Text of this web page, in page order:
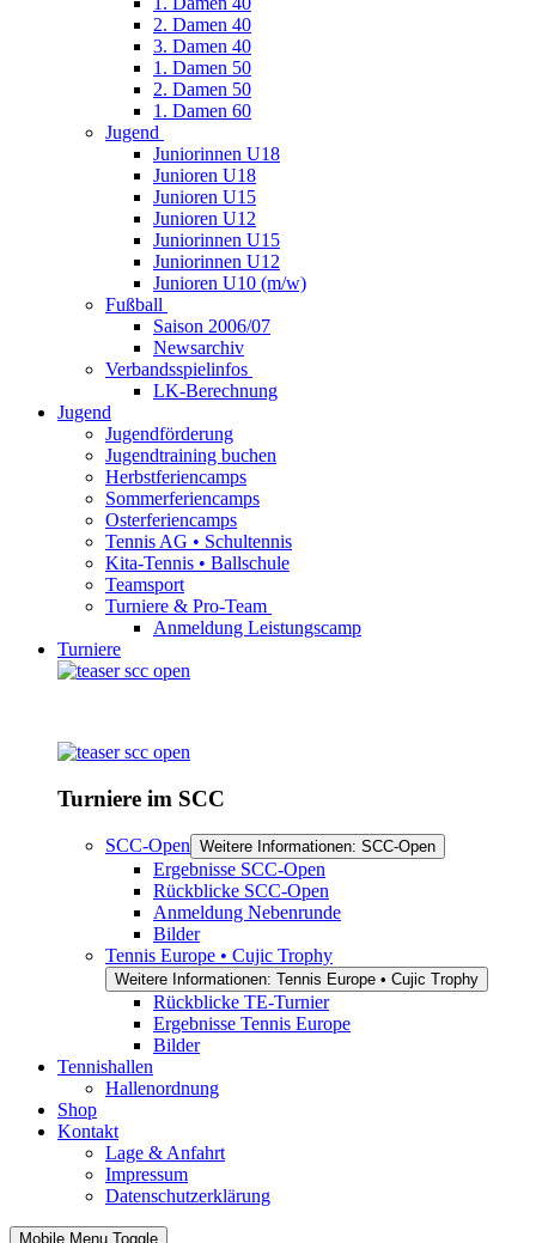
2. Damen 40
3. Damen 40
1. Damen 50
2. Damen 50
1. Damen 60
Jugend
Juniorinnen U18
Junioren U18
Junioren U15
Junioren U12
Juniorinnen U15
Juniorinnen U12
Junioren U10 (m/w)
Fußball
Saison 2006/07
Newsarchiv
Verbandsspielinfos
LK-Berechnung
Jugend
Jugendförderung
Jugendtraining buchen
Herbstferiencamps
Sommerferiencamps
Osterferiencamps
Tennis AG • Schultennis
Kita-Tennis • Ballschule
Teamsport
Turniere & Pro-Team
Anmeldung Leistungscamp
Turniere
Turniere im SCC
SCC-Open Weitere Informationen: SCC-Open
Ergebnisse SCC-Open
Rückblicke SCC-Open
Anmeldung Nebenrunde
Bilder
Tennis Europe • Cujic Trophy
Weitere Informationen: Tennis Europe • Cujic Trophy
Rückblicke TE-Turnier
Ergebnisse Tennis Europe
Bilder
Tennishallen
Hallenordnung
Shop
Kontakt
Lage & Anfahrt
Impressum
Datenschutzerklärung
Mobile Menu Toggle